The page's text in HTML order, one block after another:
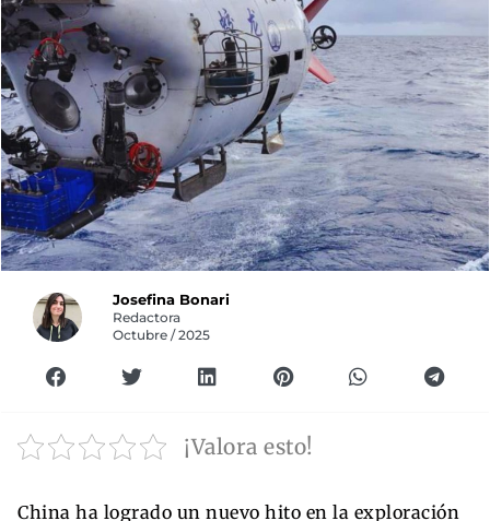
Josefina Bonari
Redactora
Octubre / 2025
¡Valora esto!
China ha logrado un nuevo hito en la exploración